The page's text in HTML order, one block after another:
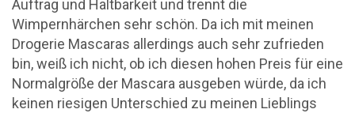
Auftrag und Haltbarkeit und trennt die
Wimpernhärchen sehr schön. Da ich mit meinen
Drogerie Mascaras allerdings auch sehr zufrieden
bin, weiß ich nicht, ob ich diesen hohen Preis für eine
Normalgröße der Mascara ausgeben würde, da ich
keinen riesigen Unterschied zu meinen Lieblings